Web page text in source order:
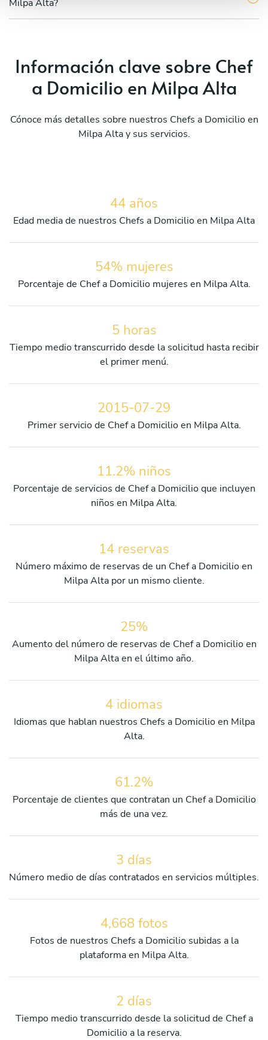
Milpa Alta?
Información clave sobre Chef
a Domicilio en Milpa Alta
Cónoce más detalles sobre nuestros Chefs a Domicilio en
Milpa Alta y sus servicios.
44 años
Edad media de nuestros Chefs a Domicilio en Milpa Alta
54% mujeres
Porcentaje de Chef a Domicilio mujeres en Milpa Alta.
5 horas
Tiempo medio transcurrido desde la solicitud hasta recibir
el primer menú.
2015-07-29
Primer servicio de Chef a Domicilio en Milpa Alta.
11.2% niños
Porcentaje de servicios de Chef a Domicilio que incluyen
niños en Milpa Alta.
14 reservas
Número máximo de reservas de un Chef a Domicilio en
Milpa Alta por un mismo cliente.
25%
Aumento del número de reservas de Chef a Domicilio en
Milpa Alta en el último año.
4 idiomas
Idiomas que hablan nuestros Chefs a Domicilio en Milpa
Alta.
61.2%
Porcentaje de clientes que contratan un Chef a Domicilio
más de una vez.
3 días
Número medio de días contratados en servicios múltiples.
4,668 fotos
Fotos de nuestros Chefs a Domicilio subidas a la
plataforma en Milpa Alta.
2 días
Tiempo medio transcurrido desde la solicitud de Chef a
Domicilio a la reserva.